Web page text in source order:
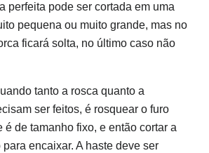
perfeita pode ser cortada em uma
pequena ou muito grande, mas no
ficará solta, no último caso não
tanto a rosca quanto a
ser feitos, é rosquear o furo
é de tamanho fixo, e então cortar a
encaixar. A haste deve ser